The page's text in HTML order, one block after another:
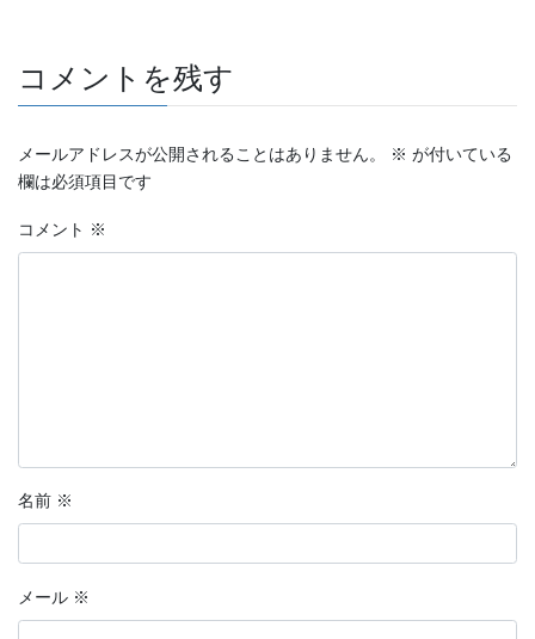
コメントを残す
メールアドレスが公開されることはありません。 ※ が付いている
欄は必須項目です
コメント ※
名前 ※
メール ※